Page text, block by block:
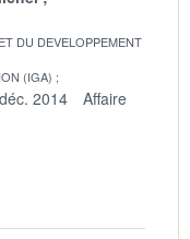
DU DEVELOPPEMENT
(IGA)
2014
Affaire